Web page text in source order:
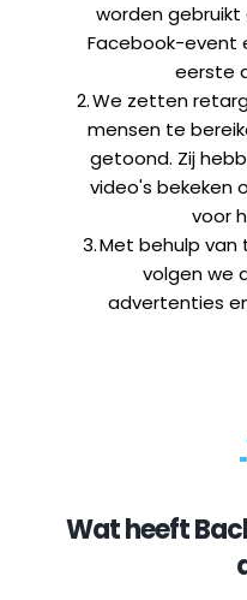
worden
Facebook-event
eerste
We zetten
mensen te
getoond. Zij
video's bekeken
voor
Met behulp
volgen we
advertenties
Wat heeft